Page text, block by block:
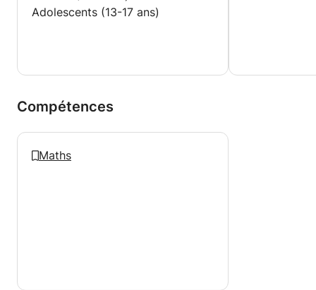
Adolescents (13-17 ans)
Compétences
Maths